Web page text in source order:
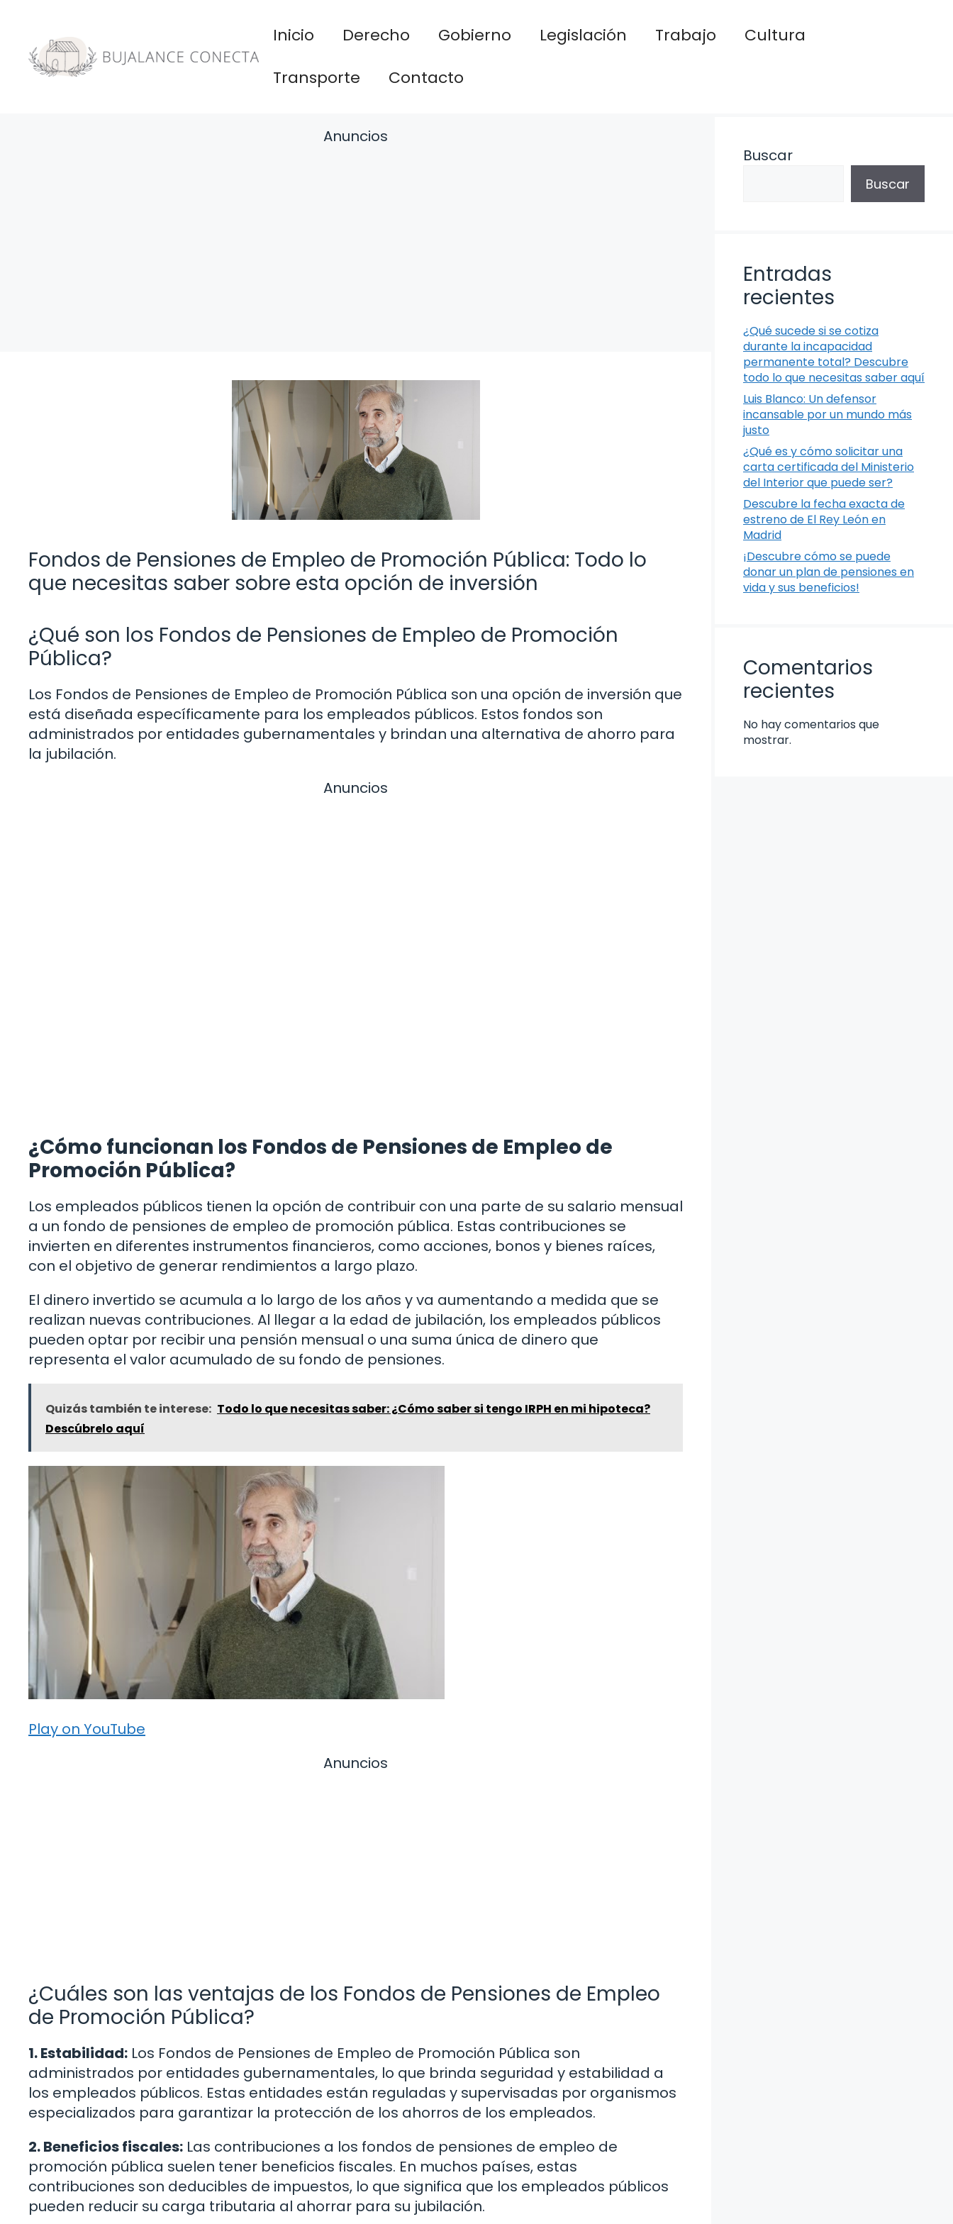
contenido
Inicio Derecho Gobierno Legislación Trabajo
Cultura
Transporte
Contacto
Anuncios
Fondos de Pensiones de Empleo de Promoción Pública: Todo lo
que necesitas saber sobre esta opción de inversión
¿Qué son los Fondos de Pensiones de Empleo de Promoción
Pública?
Los Fondos de Pensiones de Empleo de Promoción Pública son una opción de inversión que
está diseñada específicamente para los empleados públicos. Estos fondos son
administrados por entidades gubernamentales y brindan una alternativa de ahorro para
la jubilación.
Anuncios
¿Cómo funcionan los Fondos de Pensiones de Empleo de
Promoción Pública?
Los empleados públicos tienen la opción de contribuir con una parte de su salario mensual
a un fondo de pensiones de empleo de promoción pública. Estas contribuciones se
invierten en diferentes instrumentos financieros, como acciones, bonos y bienes raíces,
con el objetivo de generar rendimientos a largo plazo.
El dinero invertido se acumula a lo largo de los años y va aumentando a medida que se
realizan nuevas contribuciones. Al llegar a la edad de jubilación, los empleados públicos
pueden optar por recibir una pensión mensual o una suma única de dinero que
representa el valor acumulado de su fondo de pensiones.
Quizás también te interese: Todo lo que necesitas saber: ¿Cómo saber si tengo IRPH en mi hipoteca?
Descúbrelo aquí
Play on YouTube
Anuncios
¿Cuáles son las ventajas de los Fondos de Pensiones de Empleo
de Promoción Pública?
1. Estabilidad: Los Fondos de Pensiones de Empleo de Promoción Pública son
administrados por entidades gubernamentales, lo que brinda seguridad y estabilidad a
los empleados públicos. Estas entidades están reguladas y supervisadas por organismos
especializados para garantizar la protección de los ahorros de los empleados.
2. Beneficios fiscales: Las contribuciones a los fondos de pensiones de empleo de
promoción pública suelen tener beneficios fiscales. En muchos países, estas
contribuciones son deducibles de impuestos, lo que significa que los empleados públicos
pueden reducir su carga tributaria al ahorrar para su jubilación.
Buscar
Buscar
Entradas
recientes
¿Qué sucede si se cotiza
durante la incapacidad
permanente total? Descubre
todo lo que necesitas saber aquí
Luis Blanco: Un defensor
incansable por un mundo más
justo
¿Qué es y cómo solicitar una
carta certificada del Ministerio
del Interior que puede ser?
Descubre la fecha exacta de
estreno de El Rey León en
Madrid
¡Descubre cómo se puede
donar un plan de pensiones en
vida y sus beneficios!
Comentarios
recientes
No hay comentarios que
mostrar.